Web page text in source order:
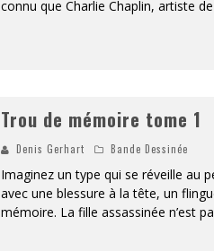
connu que Charlie Chaplin, artiste
Trou de mémoire tome 1
Denis Gerhart Bande Dessinée
Imaginez un type qui se réveille au
avec une blessure à la tête, un
mémoire. La fille assassinée n’est